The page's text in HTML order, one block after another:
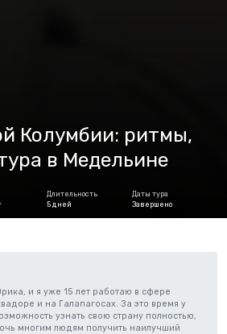
Колумбии: ритмы,
в Медельине
Длительность
5 дней
Даты тура
Завершено
и я уже 15 лет работаю в сфере
и на Галапагосах. За это время у
узнать свою страну полностью,
многим людям получить наилучший